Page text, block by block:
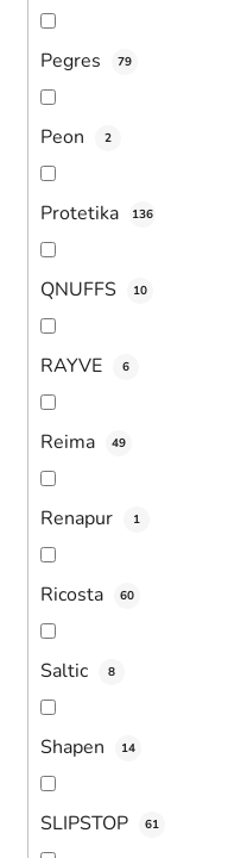
Pegres 79
Peon 2
Protetika 136
QNUFFS 10
RAYVE 6
Reima 49
Renapur 1
Ricosta 60
Saltic 8
Shapen 14
SLIPSTOP 61